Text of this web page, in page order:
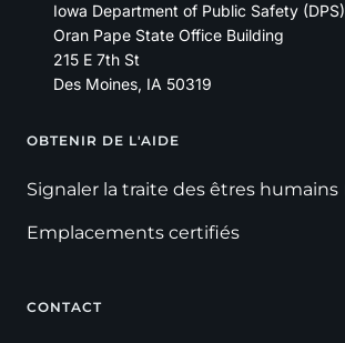
Iowa Department of Public Safety (DPS)
Oran Pape State Office Building
215 E 7th St
Des Moines, IA 50319
Footer
OBTENIR DE L'AIDE
Signaler la traite des êtres humains
Emplacements certifiés
CONTACT